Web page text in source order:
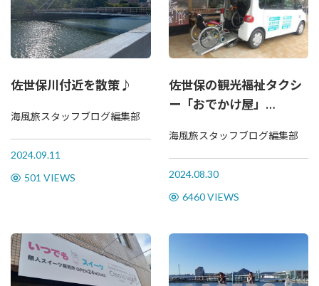
佐世保川付近を散策♪
海風旅スタッフブログ編集部
2024.09.11
501 VIEWS
佐世保の観光福祉タクシ
ー「おでかけ屋」
海風旅スタッフブログ編集部
2024.08.30
6460 VIEWS